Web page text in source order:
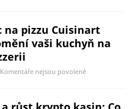
na pizzu Cuisinart
vaši kuchyň na
Komentáře nejsou povolené